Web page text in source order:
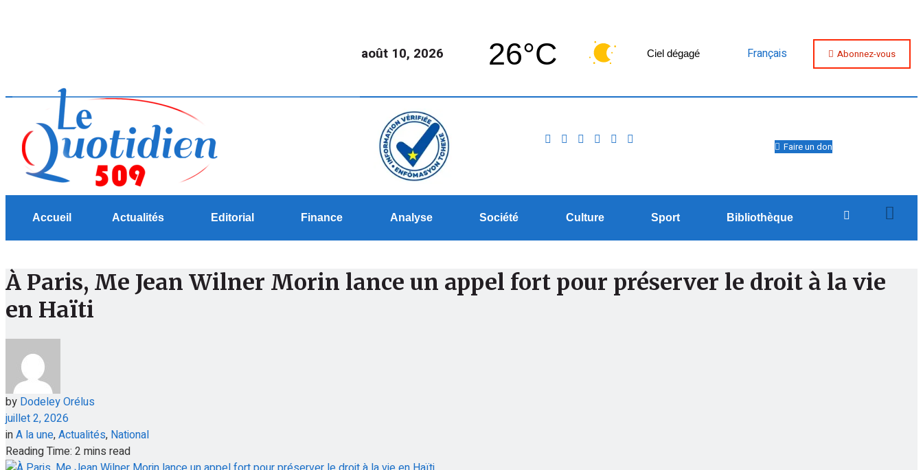
août 10, 2026 26°C Ciel dégagé Français Abonnez-vous
Faire un don
Accueil Actualités Editorial Finance Analyse Société Culture Sport Bibliothèque
À Paris, Me Jean Wilner Morin lance un appel fort pour préserver le droit à la vie
en Haïti
by Dodeley Orélus
juillet 2, 2026
inA la une,Actualités, National
Reading Time: 2 mins read